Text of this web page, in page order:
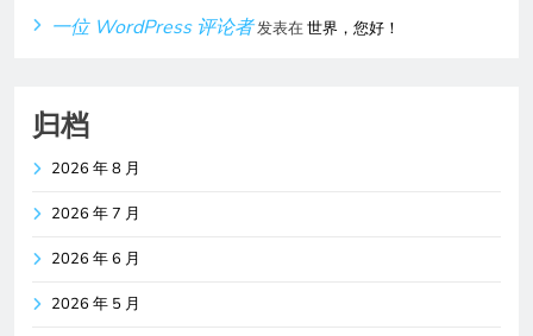
一位 WordPress 评论者发表在世界，您好！
归档
2026 年 8 月
2026 年 7 月
2026 年 6 月
2026 年 5 月